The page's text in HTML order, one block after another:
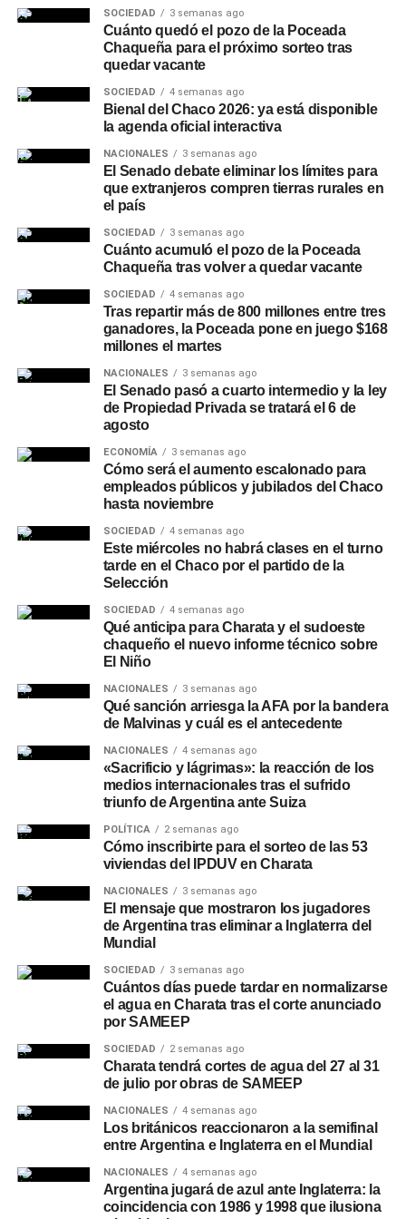
Mapeo de maridajes: La cerveza amplió su
presencia en la gastronomía formal, combinándose
con carnes a las brasas, pastas e incluso postres.
envío a domicilio registraron subas constantes en
la demanda, especialmente durante eventos
deportivos de gran escala.
Secretos para servirla y
conservar la calidad
Especialistas del sector señalan que la forma de servido
molestias digestivas. La presencia de dos dedos de
espuma es obligatoria para proteger la bebida del
contacto con el oxígeno y retener la gasificación.
A su vez, recomiendan volcar siempre el contenido dentro
de un vaso o copa. Esta práctica permite la liberación del
exceso de gas carbónico, reduciendo la sensación de
pesadez e hinchazón y resaltando las notas del lúpulo y
urbanas y notas deSociedaden nuestro
SOCIEDAD 3 semanas ago
Cuánto quedó el pozo de la Poceada
Chaqueña para el próximo sorteo tras
quedar vacante
SOCIEDAD 4 semanas ago
Bienal del Chaco 2026: ya está disponible
la agenda oficial interactiva
NACIONALES 3 semanas ago
El Senado debate eliminar los límites para
que extranjeros compren tierras rurales en
el país
SOCIEDAD 3 semanas ago
Cuánto acumuló el pozo de la Poceada
Chaqueña tras volver a quedar vacante
SOCIEDAD 4 semanas ago
Tras repartir más de 800 millones entre tres
ganadores, la Poceada pone en juego $168
millones el martes
NACIONALES 3 semanas ago
El Senado pasó a cuarto intermedio y la ley
de Propiedad Privada se tratará el 6 de
agosto
ECONOMÍA 3 semanas ago
Cómo será el aumento escalonado para
empleados públicos y jubilados del Chaco
hasta noviembre
SOCIEDAD 4 semanas ago
Este miércoles no habrá clases en el turno
tarde en el Chaco por el partido de la
Selección
SOCIEDAD 4 semanas ago
Qué anticipa para Charata y el sudoeste
chaqueño el nuevo informe técnico sobre
El Niño
NACIONALES 3 semanas ago
Qué sanción arriesga la AFA por la bandera
de Malvinas y cuál es el antecedente
NACIONALES 4 semanas ago
«Sacrificio y lágrimas»: la reacción de los
medios internacionales tras el sufrido
triunfo de Argentina ante Suiza
POLÍTICA 2 semanas ago
Cómo inscribirte para el sorteo de las 53
viviendas del IPDUV en Charata
NACIONALES 3 semanas ago
El mensaje que mostraron los jugadores
de Argentina tras eliminar a Inglaterra del
Mundial
SOCIEDAD 3 semanas ago
Cuántos días puede tardar en normalizarse
el agua en Charata tras el corte anunciado
por SAMEEP
SOCIEDAD 2 semanas ago
Charata tendrá cortes de agua del 27 al 31
de julio por obras de SAMEEP
NACIONALES 4 semanas ago
Los británicos reaccionaron a la semifinal
entre Argentina e Inglaterra en el Mundial
NACIONALES 4 semanas ago
Argentina jugará de azul ante Inglaterra: la
coincidencia con 1986 y 1998 que ilusiona